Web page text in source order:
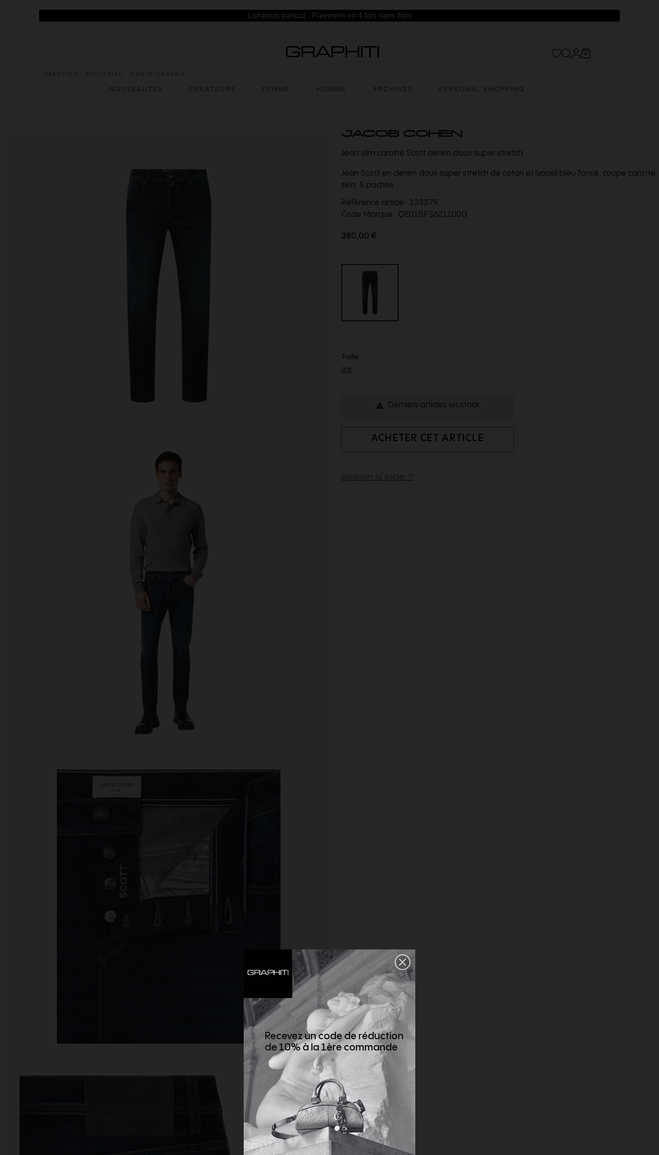
Livraison partout - Paiement en 4 fois sans frais
SERVICES EDITORIAL CARTE CADEAU
NOUVEAUTES CREATEURS FEMME HOMME ARCHIVES PERSONAL SHOPPING
JACOB COHEN
Jean slim carotte Scott denim doux super stretch
Jean Scott en denim doux super stretch de coton et lyocell bleu foncé, coupe carotte
slim, 5 poches
Référence article : 133379
Code Marque : QE015P3621100D
380,00 €
Taille :
35
 Derniers articles en stock
ACHETER CET ARTICLE
Recevez un code de réduction
de 10% à la 1ère commande